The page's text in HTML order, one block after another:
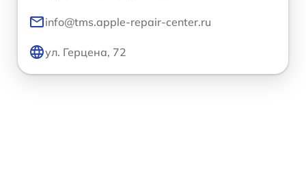
info@tms.apple-repair-center.ru
ул. Герцена, 72